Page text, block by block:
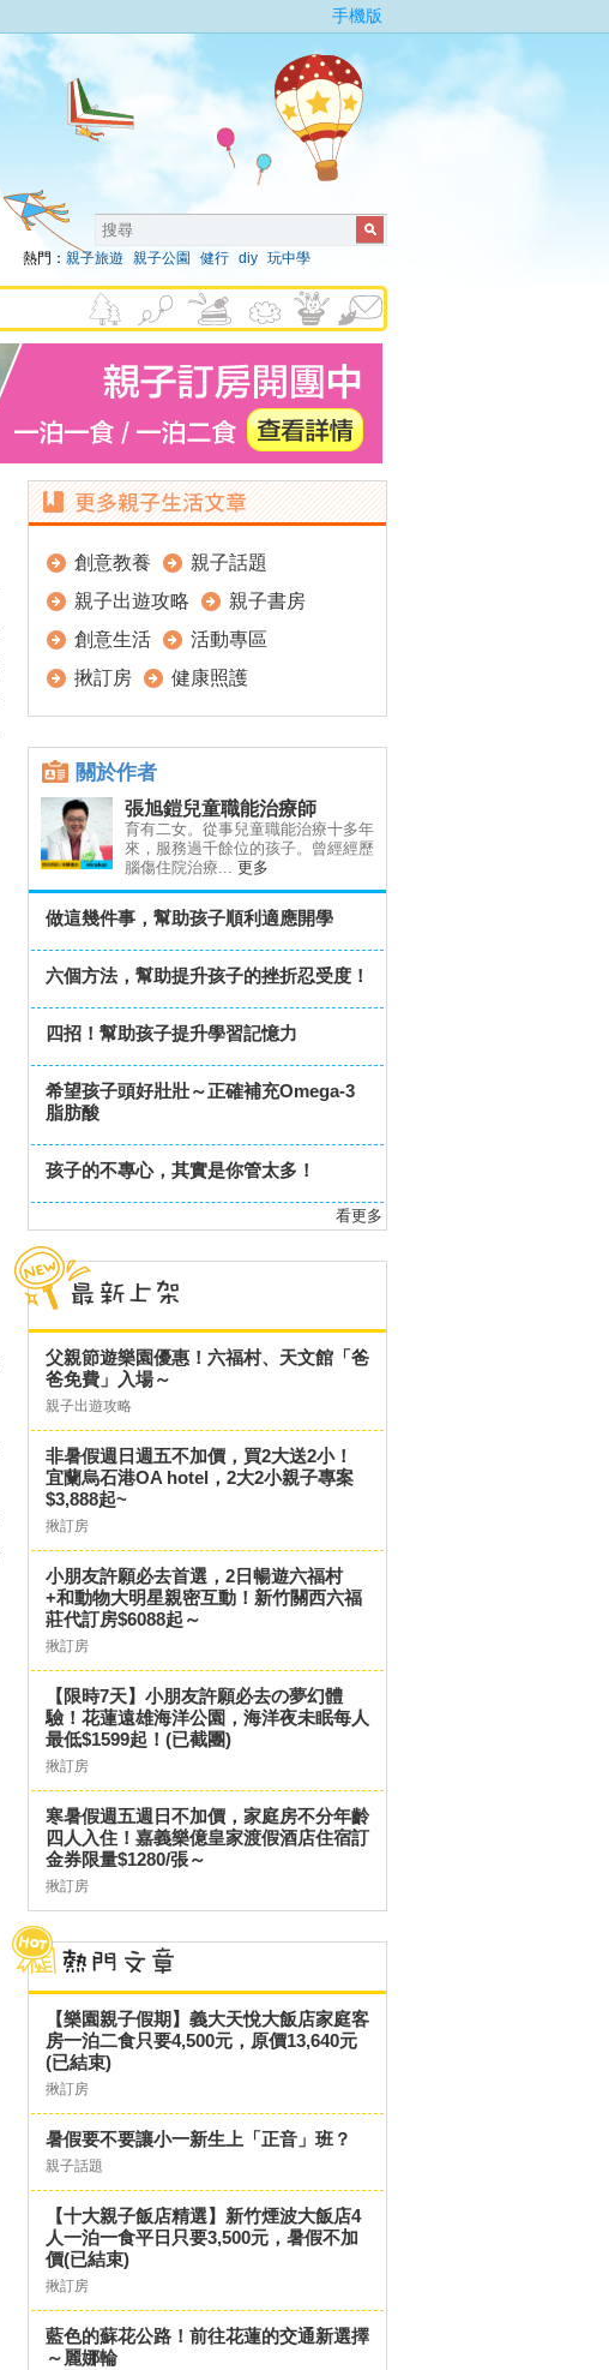
手機版
熱門： 親子旅遊 親子公園 健行 diy 玩中學
創意教養
親子話題
親子出遊攻略
親子書房
創意生活
活動專區
揪訂房
健康照護
關於作者
張旭鎧兒童職能治療師
育有二女。從事兒童職能治療十多年
來，服務過千餘位的孩子。曾經經歷
腦傷住院治療... 更多
做這幾件事，幫助孩子順利適應開學
六個方法，幫助提升孩子的挫折忍受度！
四招！幫助孩子提升學習記憶力
希望孩子頭好壯壯～正確補充Omega-3
脂肪酸
孩子的不專心，其實是你管太多！
看更多
父親節遊樂園優惠！六福村、天文館「爸
爸免費」入場～
親子出遊攻略
非暑假週日週五不加價，買2大送2小！
宜蘭烏石港OA hotel，2大2小親子專案
$3,888起~
揪訂房
小朋友許願必去首選，2日暢遊六福村
+和動物大明星親密互動！新竹關西六福
莊代訂房$6088起～
揪訂房
【限時7天】小朋友許願必去の夢幻體
驗！花蓮遠雄海洋公園，海洋夜未眠每人
最低$1599起！(已截團)
揪訂房
寒暑假週五週日不加價，家庭房不分年齡
四人入住！嘉義樂億皇家渡假酒店住宿訂
金券限量$1280/張～
揪訂房
【樂園親子假期】義大天悅大飯店家庭客
房一泊二食只要4,500元，原價13,640元
(已結束)
揪訂房
暑假要不要讓小一新生上「正音」班？
親子話題
【十大親子飯店精選】新竹煙波大飯店4
人一泊一食平日只要3,500元，暑假不加
價(已結束)
揪訂房
藍色的蘇花公路！前往花蓮的交通新選擇
～麗娜輪